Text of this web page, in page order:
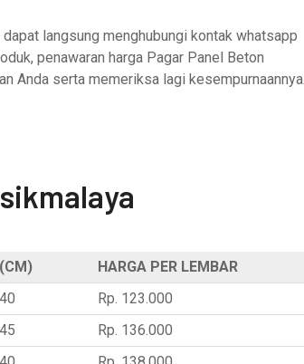
dapat langsung menghubungi kontak whatsapp
penawaran harga Pagar Panel Beton
Anda serta memeriksa lagi kesempurnaannya.
HARGA PER LEMBAR
Rp. 123.000
Rp. 136.000